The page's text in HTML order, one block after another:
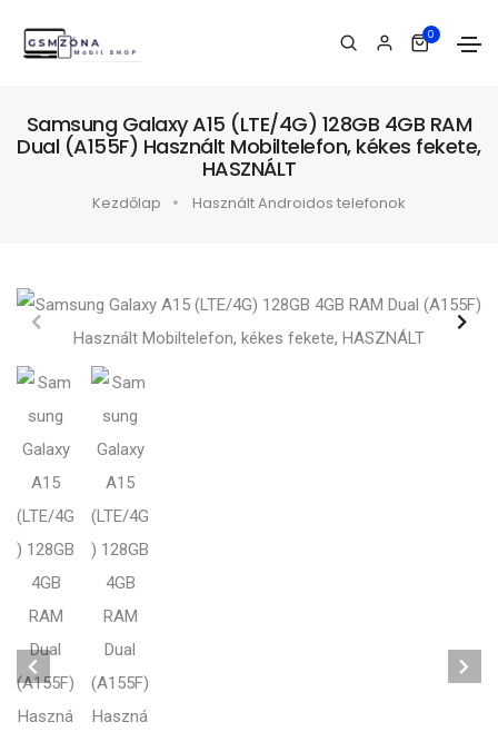
0
Samsung Galaxy A15 (LTE/4G) 128GB 4GB RAM
Dual (A155F) Használt Mobiltelefon, kékes fekete,
HASZNÁLT
Kezdőlap Használt Androidos telefonok